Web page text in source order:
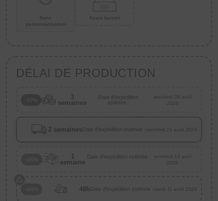
Sans
personnalisation
Avant bonnet
DÉLAI DE PRODUCTION
3
semaines
Date d'expédition
estimée :
vendredi 28 août
2026
2 semaines Date d'expédition estimée :vendredi 21 août 2026
1
semaine
Date d'expédition estimée
:
vendredi 14 août
2026
48h Date d'expédition estimée :mardi 11 août 2026